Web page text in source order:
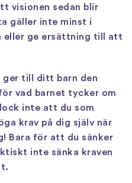
visionen sedan blir
gäller inte minst i
eller ge ersättning till att
ger till ditt barn den
vad barnet tycker om
inte att du som
krav på dig själv när
Bara för att du sänker
inte sänka kraven